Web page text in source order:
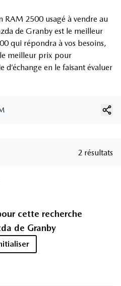
RAM 2500 usagé à vendre au
de Granby est le meilleur
qui répondra à vos besoins,
meilleur prix pour
en le faisant évaluer
2 résultats
cette recherche
de Granby